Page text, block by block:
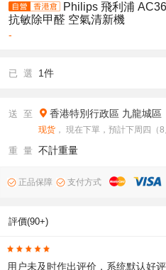
Philips 飛利浦
抗敏除甲醛 空氣清新機
-
已 選 1件
送 至 香港特別行政區 九龍城區
现货 ， 現在下單，預計下周四（
重 量 不計重量
正品保障 支付方式
評價(90+)
用户未及时作出评价，系统默认好评